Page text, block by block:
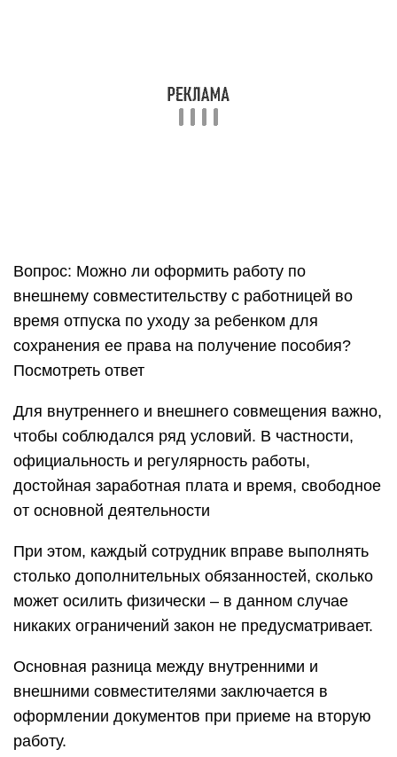
Вопрос: Можно ли оформить работу по
внешнему совместительству с работницей во
время отпуска по уходу за ребенком для
сохранения ее права на получение пособия?
Посмотреть ответ
Для внутреннего и внешнего совмещения важно,
чтобы соблюдался ряд условий. В частности,
официальность и регулярность работы,
достойная заработная плата и время, свободное
от основной деятельности
При этом, каждый сотрудник вправе выполнять
столько дополнительных обязанностей, сколько
может осилить физически – в данном случае
никаких ограничений закон не предусматривает.
Основная разница между внутренними и
внешними совместителями заключается в
оформлении документов при приеме на вторую
работу.